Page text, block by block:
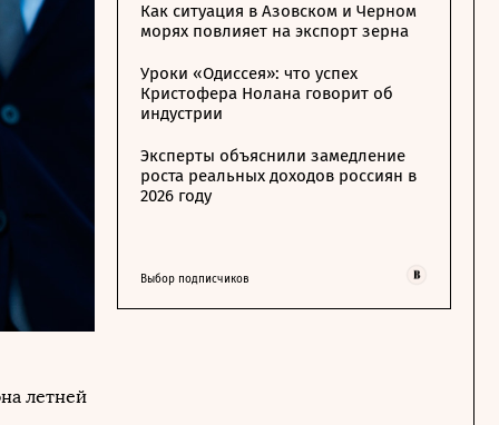
летней
Как ситуация в Азовском и Черном
морях повлияет на экспорт зерна
Уроки «Одиссея»: что успех
Кристофера Нолана говорит об
индустрии
Эксперты объяснили замедление
роста реальных доходов россиян в
2026 году
Выбор подписчиков